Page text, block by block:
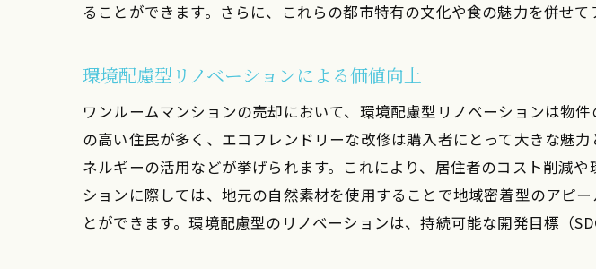
ることができます。さらに、これらの都市特有の文化や食の魅力を併せ
環境配慮型リノベーションによる価値向上
ワンルームマンションの売却において、環境配慮型リノベーションは物
の高い住民が多く、エコフレンドリーな改修は購入者にとって大きな魅
ネルギーの活用などが挙げられます。これにより、居住者のコスト削減
ションに際しては、地元の自然素材を使用することで地域密着型のアピ
とができます。環境配慮型のリノベーションは、持続可能な開発目標（